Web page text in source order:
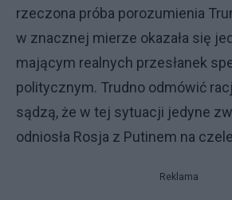
rzeczona próba porozumienia
w znacznej mierze okazała się
mającym realnych przesłanek
politycznym. Trudno odmówić
sądzą, że w tej sytuacji jedyne
odniosła Rosja z Putinem na
Reklama